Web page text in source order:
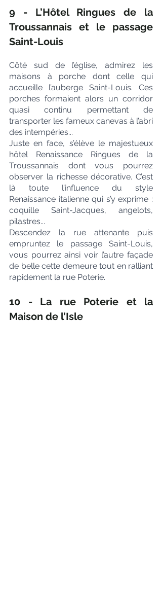
9 - L’Hôtel Ringues de la
Troussannais et le passage
Saint-Louis
Côté sud de l’église, admirez les
maisons à porche dont celle qui
accueille l’auberge Saint-Louis. Ces
porches formaient alors un corridor
quasi continu permettant de
transporter les fameux canevas à l’abri
des intempéries...
Juste en face, s’élève le majestueux
hôtel Renaissance Ringues de la
Troussannais dont vous pourrez
observer la richesse décorative. C’est
là toute l’influence du style
Renaissance italienne qui s’y exprime :
coquille Saint-Jacques, angelots,
pilastres...
Descendez la rue attenante puis
empruntez le passage Saint-Louis,
vous pourrez ainsi voir l’autre façade
de belle cette demeure tout en ralliant
rapidement la rue Poterie.
10 - La rue Poterie et la
Maison de l’Isle